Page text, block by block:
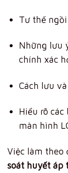
Tư thế
Những lưu
chính xác
Cách lưu
Hiểu rõ
màn hình
Việc làm theo
soát huyết áp